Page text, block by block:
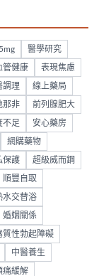
醫學研究
管健康 表現焦慮
調理 線上藥局
那非 前列腺肥大
不足 安心藥房
網購藥物
保護 超級威而鋼
順豐自取
水交替浴
婚姻關係
質性勃起障礙
中醫養生
痛緩解